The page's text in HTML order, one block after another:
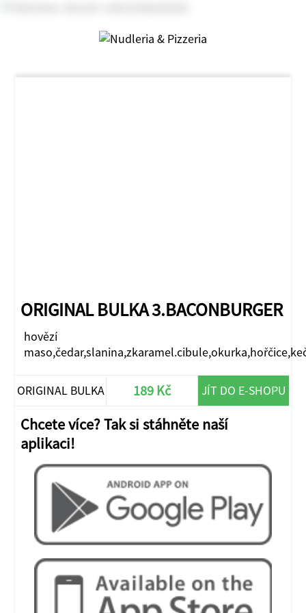
ORIGINAL BULKA 3.BACONBURGER
hovězí
ORIGINAL BULKA 189 Kč JÍT DO E-SHOPU
Chcete více? Tak si stáhněte naší
aplikaci!